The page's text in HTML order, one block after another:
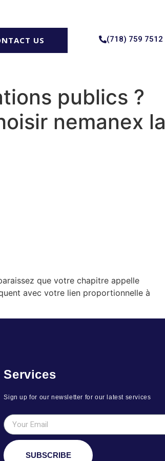
US (718) 759 7512
publics ?
nemanex la
que votre chapitre appelle
avec votre lien proportionnelle à
Services
Sign up for our newsletter for our latest services
SUBSCRIBE